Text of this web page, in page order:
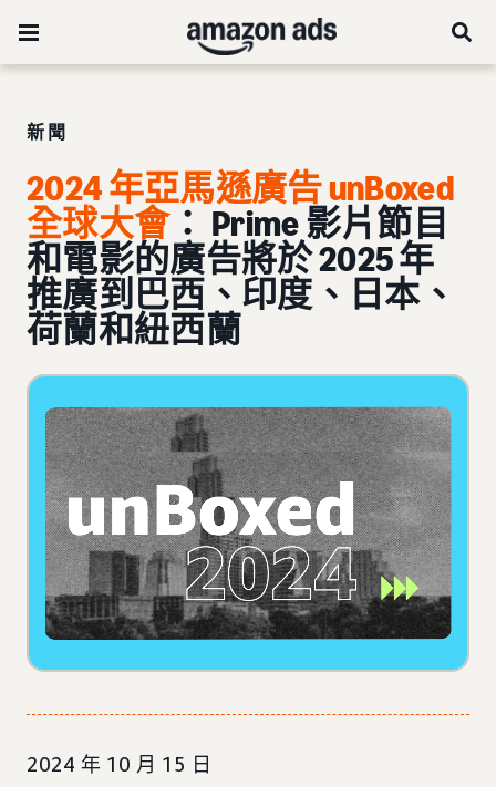
新聞
2024 年亞馬遜廣告 unBoxed
全球大會： Prime 影片節目
和電影的廣告將於 2025 年
推廣到巴西、印度、日本、
荷蘭和紐西蘭
2024 年 10 月 15 日